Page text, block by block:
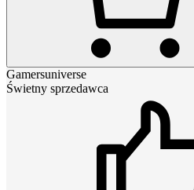
Gamersuniverse
Świetny sprzedawca